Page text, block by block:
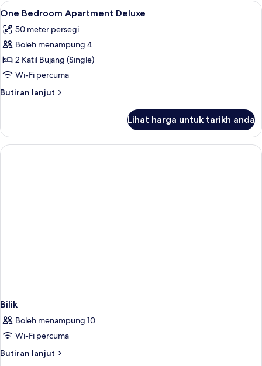
Lihat
semua
foto
untuk
One
Bedroom
Apartment
Deluxe
1 bilik tidur, peti besi dalam bilik,
5
One Bedroom Apartment Deluxe
50 meter persegi
Boleh menampung 4
2 Katil Bujang (Single)
Wi-Fi percuma
Butiran lanjut
Butiran
Bedroom
Apartment
Deluxe
Lihat harga untuk tarikh anda
Bilik
Boleh menampung 10
Wi-Fi percuma
Butiran lanjut
Butiran